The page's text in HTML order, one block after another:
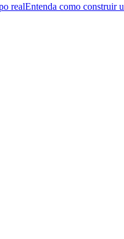
realEntenda como construir